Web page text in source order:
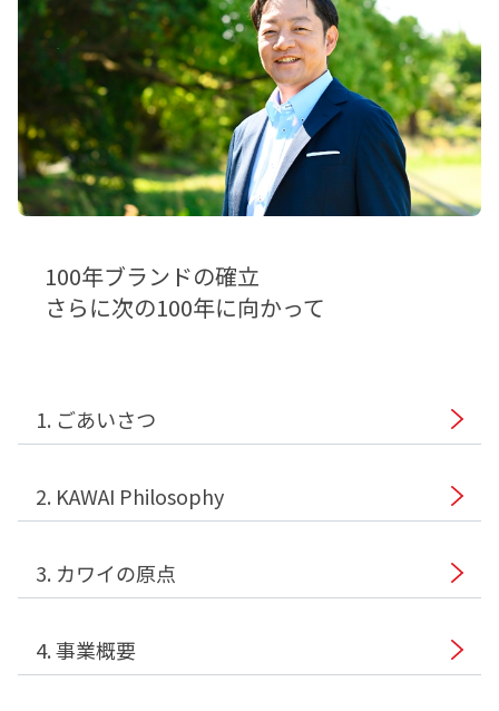
100年ブランドの確立
さらに次の100年に向かって
1. ごあいさつ
2. KAWAI Philosophy
3. カワイの原点
4. 事業概要